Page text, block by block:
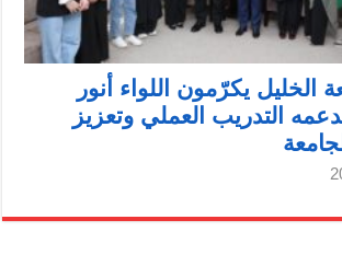
الخليل يكرّمون اللواء أنور
التدريب العملي وتعزيز